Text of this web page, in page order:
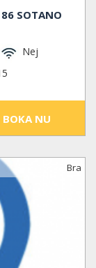
SOTANO
Nej
BOKA NU
Bra